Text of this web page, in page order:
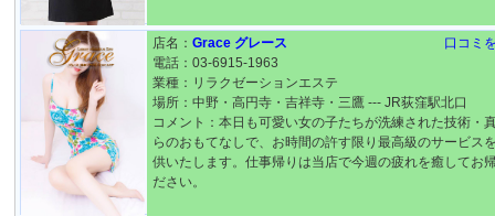
店名： Grace グレース
口コミ
電話：03-6915-1963
業種：リラクゼーションエステ
場所：中野・高円寺・吉祥寺・三鷹 --- JR荻窪駅北口
コメント：本日も可愛い女の子たちが洗練された技術・
らのおもてなしで、お時間の許す限り最高級のサービス
供いたします。仕事帰りは当店で今週の疲れを癒してお
ださい。